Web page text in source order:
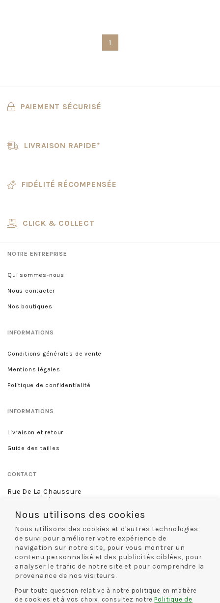
1
PAIEMENT SÉCURISÉ
LIVRAISON RAPIDE*
FIDÉLITÉ RÉCOMPENSÉE
CLICK & COLLECT
NOTRE ENTREPRISE
Qui sommes-nous
Nous contacter
Nos boutiques
INFORMATIONS
Conditions générales de vente
Mentions légales
Politique de confidentialité
INFORMATIONS
Livraison et retour
Guide des tailles
CONTACT
Rue De La Chaussure
46 rue Royale
02 38 68 60 13
NOS MODES DE LIVRAISON
NOS MODES DE PAIEMENT
Nous utilisons des cookies
Nous utilisons des cookies et d'autres technologies
de suivi pour améliorer votre expérience de
navigation sur notre site, pour vous montrer un
contenu personnalisé et des publicités ciblées, pour
analyser le trafic de notre site et pour comprendre la
provenance de nos visiteurs.
Pour toute question relative à notre politique en matière
de cookies et à vos choix, consultez notrePolitique de